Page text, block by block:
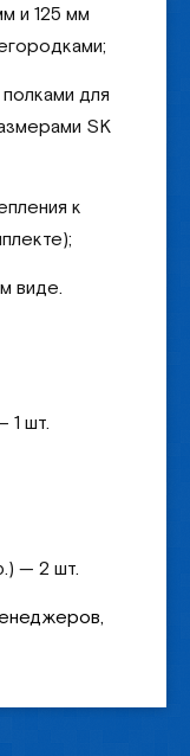
и 125 мм
для
SK
к
виде.
1 шт.
— 2 шт.